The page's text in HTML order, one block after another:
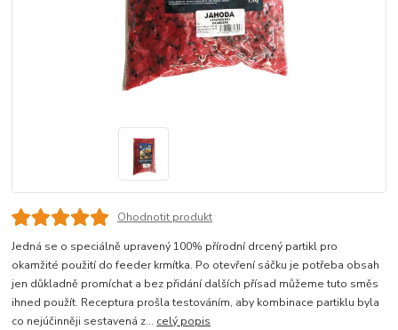
Ohodnotit produkt
Jedná se o speciálně upravený 100% přírodní drcený partikl pro
okamžité použití do feeder krmítka. Po otevření sáčku je potřeba obsah
jen důkladně promíchat a bez přidání dalších přísad můžeme tuto směs
ihned použít. Receptura prošla testováním, aby kombinace partiklu byla
co nejúčinněji sestavená z... celý popis